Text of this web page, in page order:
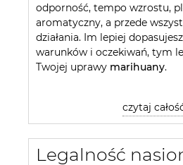
odporność, tempo wzrostu,
aromatyczny, a przede
działania. Im lepiej dopasujesz
warunków i oczekiwań, tym
Twojej uprawy marihuany.
czytaj
Legalność